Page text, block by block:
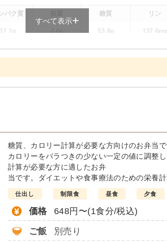
パク質 糖質 リン
12.1g 4.6g 53.8g 137.6mg
しっとり卯の花
栄養素
※メニューの補足
-
＋彩り旬菜プラスの
すべて表示
糖質、カロリー計算が必要な方向けのお弁当
カロリーをバラつきの少ない一定の値に調整
計算が必要な方に適したお弁
当です。ダイエットや食事療法のための栄養
仕出し 制限食 昼食 夕食
価格 648円〜(1食分/税込)
ご飯 別売り